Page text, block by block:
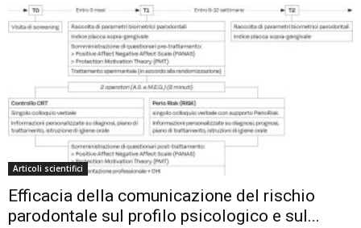
Articoli scientifici
Efficacia della comunicazione del rischio
parodontale sul profilo psicologico e sul...